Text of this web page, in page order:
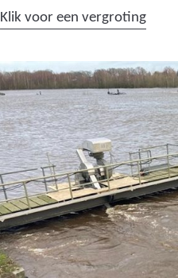
Klik voor een vergroting(
f
b
e
e
l
d
i
n
g
d